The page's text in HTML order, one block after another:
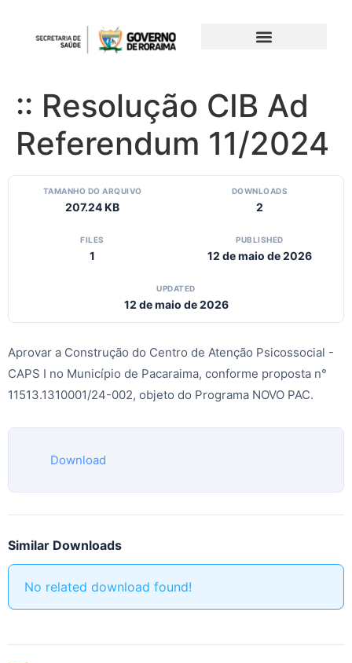
:: Resolução CIB Ad
Referendum 11/2024
TAMANHO DO ARQUIVO
207.24 KB
DOWNLOADS
2
FILES
1
PUBLISHED
12 de maio de 2026
UPDATED
12 de maio de 2026
Aprovar a Construção do Centro de Atenção Psicossocial -
CAPS I no Município de Pacaraima, conforme proposta n°
11513.1310001/24-002, objeto do Programa NOVO PAC.
Download
Similar Downloads
No related download found!